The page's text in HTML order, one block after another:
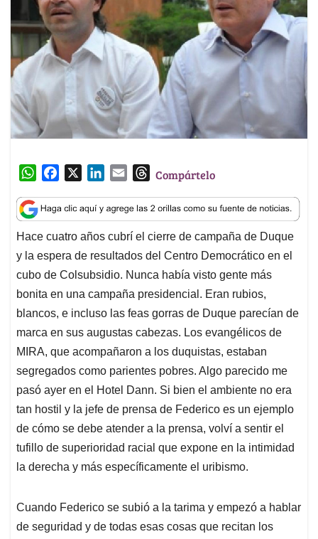
W
a
t
s
A
p
p
c
e
b
o
o
k
n
k
e
d
I
n
a
i
l
T
r
e
a
d
s
Compártelo
Hace cuatro años cubrí el cierre de campaña de Duque
y la espera de resultados del Centro Democrático en el
cubo de Colsubsidio. Nunca había visto gente más
bonita en una campaña presidencial. Eran rubios,
blancos, e incluso las feas gorras de Duque parecían de
marca en sus augustas cabezas. Los evangélicos de
MIRA, que acompañaron a los duquistas, estaban
segregados como parientes pobres. Algo parecido me
pasó ayer en el Hotel Dann. Si bien el ambiente no era
tan hostil y la jefe de prensa de Federico es un ejemplo
de cómo se debe atender a la prensa, volví a sentir el
tufillo de superioridad racial que expone en la intimidad
la derecha y más específicamente el uribismo.
Cuando Federico se subió a la tarima y empezó a hablar
de seguridad y de todas esas cosas que recitan los